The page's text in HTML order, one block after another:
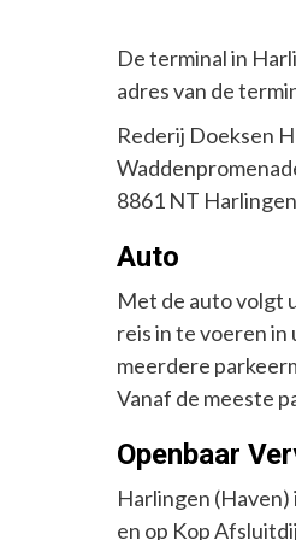
De terminal in
adres van de
Rederij Doeksen
8861 NT Harlingen
Auto
Met de auto volgt
reis in te voeren
meerdere
Vanaf de meeste
Openbaar
Harlingen (Haven)
en op Kop